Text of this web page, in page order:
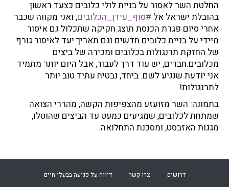
החלטת השר לאסור על בניית לולי כלובים כצעד ראשון
בהובלת ישראל אל #סוף_עידן_הכלובים, ואני מקווה שכבר
אחרי סיום פגרת הכנסת תוצג חקיקה שתכלול גם איסור
מיידי על בניית כלובים חדשים וגם תאריך יעד לאיסור גורף
של החזקת תרנגולות בכלובים ומכירה של ביצים
מכלובים.חברים, יש עוד דרך לעבור, אבל היום יותר מתמיד
אני יודעת שנגיע לשם. ביחד, נבטיח עתיד טוב יותר
לתרנגולות!
בתמונה: השר מזועזע מהצפיפות הקשה, מהררי הצואה
שמתחת לכלובים, שמגיעים כמעט עד הביצים שהוטלו,
מגגות האזבסט, ומסכנת התחלואה.
דרושים צרו קשר
דיווח על פגיעה בבעלי חיים